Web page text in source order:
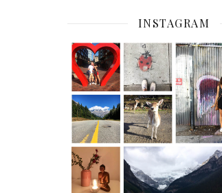
INSTAGRAM